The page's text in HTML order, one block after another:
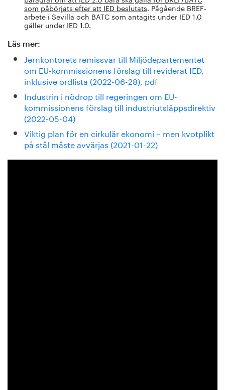
som påbörjats efter att IED beslutats. Pågående BREF-
arbete i Sevilla och BATC som antagits under IED 1.0
gäller under IED 1.0.
Läs mer:
Jernkontorets remissvartill Miljödepartementet
om EU-kommissionens förslag till reviderat IED,
inklusive ordlista (2022-06-28), pdf
Industrin i nödrop till regeringen om EU-
kommissionens förslag till industriutsläppsdirektiv
(2022-05-04)
Viktig plan för en cirkulär ekonomi – men kvotplikt
på stål måste avvärjas (2021-01-22)